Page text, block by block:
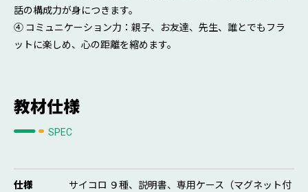
話の構成力が身につきます。
④ コミュニケーション力：親子、お友達、先生、誰とでもフラ
ットに楽しめ、心の距離を縮めます。
教材仕様
SPEC
仕様
サイコロ ９種、説明書、専用ケース（マグネット付